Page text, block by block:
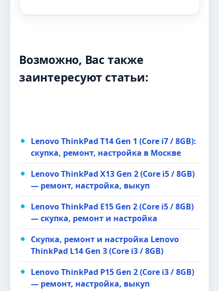
Возможно, Вас также
заинтересуют статьи:
Lenovo ThinkPad T14 Gen 1 (Core i7 / 8GB):
скупка, ремонт, настройка в Москве
Lenovo ThinkPad X13 Gen 2 (Core i5 / 8GB)
— ремонт, настройка, выкуп
Lenovo ThinkPad E15 Gen 2 (Core i5 / 8GB)
— скупка, ремонт и настройка
Скупка, ремонт и настройка Lenovo
ThinkPad L14 Gen 3 (Core i3 / 8GB)
Lenovo ThinkPad P15 Gen 2 (Core i3 / 8GB)
— ремонт, настройка, выкуп